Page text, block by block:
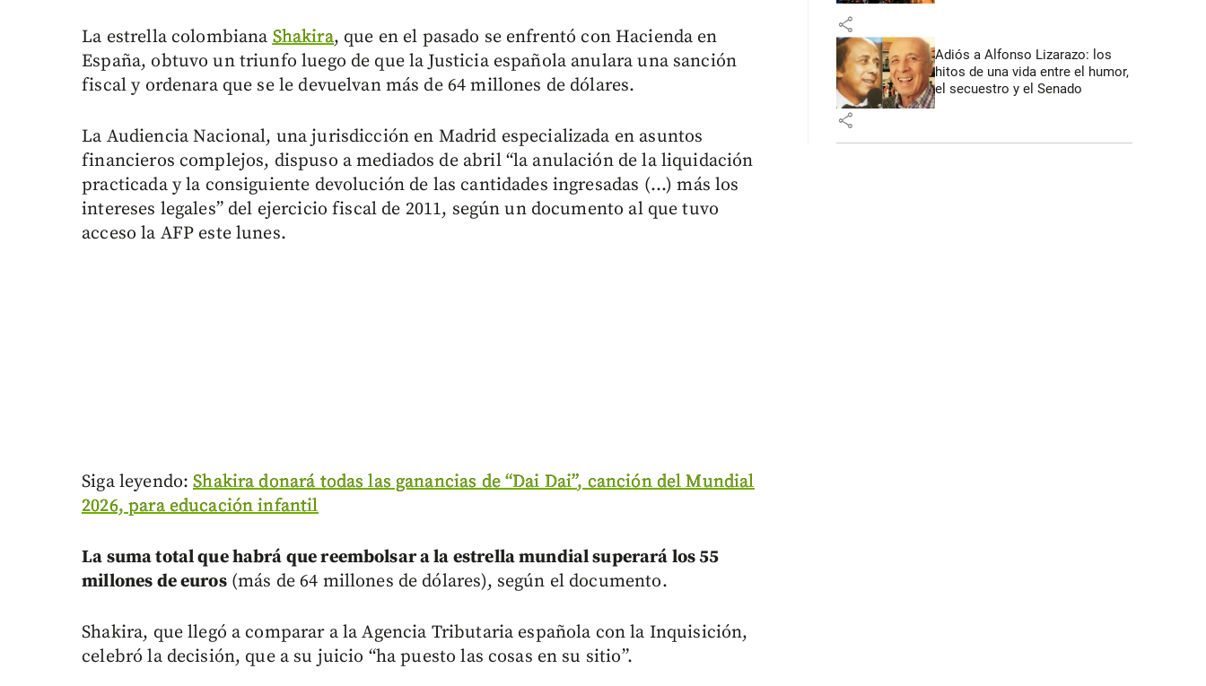
La estrella colombianaShakira, que en el pasado se enfrentó con Hacienda en
España, obtuvo un triunfo luego de que la Justicia española anulara una sanción
fiscal y ordenara que se le devuelvan más de 64 millones de dólares.
La Audiencia Nacional, una jurisdicción en Madrid especializada en asuntos
financieros complejos, dispuso a mediados de abril “la anulación de la liquidación
practicada y la consiguiente devolución de las cantidades ingresadas (...) más los
intereses legales” del ejercicio fiscal de 2011, según un documento al que tuvo
acceso la AFP este lunes.
Siga leyendo:Shakira donará todas las ganancias de “Dai Dai”, canción del Mundial
2026, para educación infantil
La suma total que habrá que reembolsar a la estrella mundial superará los 55
millones de euros(más de 64 millones de dólares), según el documento.
Shakira, que llegó a comparar a la Agencia Tributaria española con la Inquisición,
celebró la decisión, que a su juicio “ha puesto las cosas en su sitio”.
share
Adiós a Alfonso Lizarazo: los
hitos de una vida entre el humor,
el secuestro y el Senado
share